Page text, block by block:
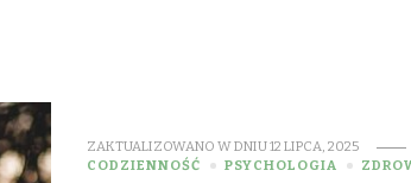
ZAKTUALIZOWANO W DNIU12 LIPCA, 2025
CODZIENNOŚĆ
PSYCHOLOGIA